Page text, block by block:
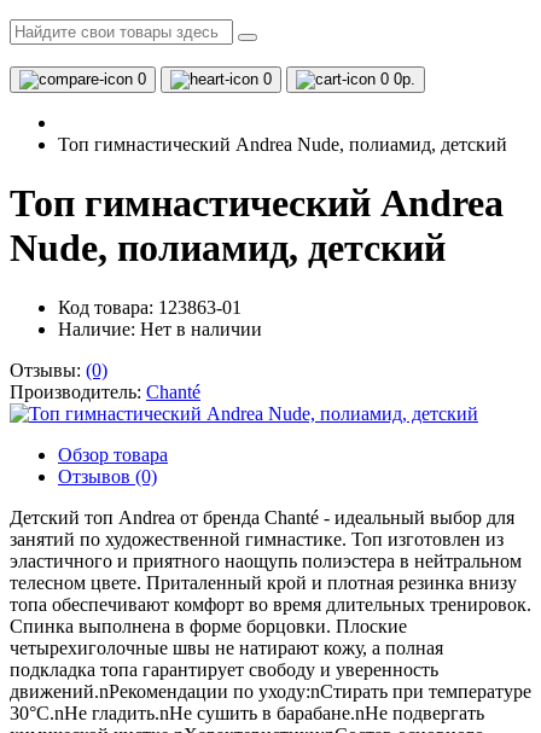
0 0 0 0р.
Топ гимнастический Andrea Nude, полиамид, детский
Топ гимнастический Andrea
Nude, полиамид, детский
Код товара: 123863-01
Наличие: Нет в наличии
Отзывы: (0)
Производитель: Chanté
Обзор товара
Отзывов (0)
Детский топ Andrea от бренда Chanté - идеальный выбор для
занятий по художественной гимнастике. Топ изготовлен из
эластичного и приятного наощупь полиэстера в нейтральном
телесном цвете. Приталенный крой и плотная резинка внизу
топа обеспечивают комфорт во время длительных тренировок.
Спинка выполнена в форме борцовки. Плоские
четырехиголочные швы не натирают кожу, а полная
подкладка топа гарантирует свободу и уверенность
движений.nРекомендации по уходу:nСтирать при температуре
30°С.nНе гладить.nНе сушить в барабане.nНе подвергать